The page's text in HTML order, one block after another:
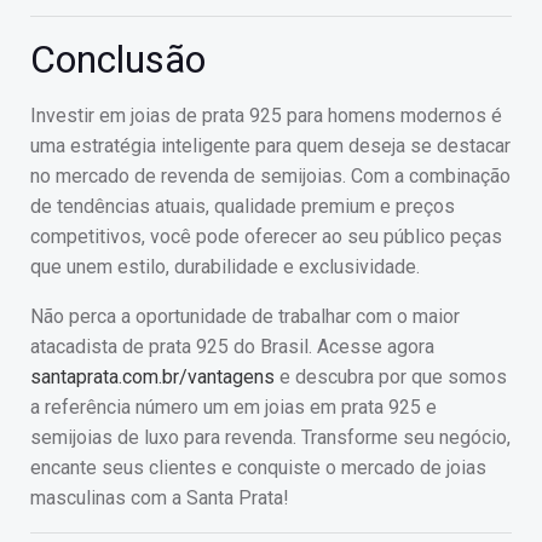
Conclusão
Investir em joias de prata 925 para homens modernos é
uma estratégia inteligente para quem deseja se destacar
no mercado de revenda de semijoias. Com a combinação
de tendências atuais, qualidade premium e preços
competitivos, você pode oferecer ao seu público peças
que unem estilo, durabilidade e exclusividade.
Não perca a oportunidade de trabalhar com o maior
atacadista de prata 925 do Brasil. Acesse agora
santaprata.com.br/vantagens e descubra por que somos
a referência número um em joias em prata 925 e
semijoias de luxo para revenda. Transforme seu negócio,
encante seus clientes e conquiste o mercado de joias
masculinas com a Santa Prata!